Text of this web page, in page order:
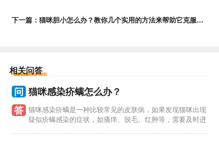
下一篇： 猫咪胆小怎么办？教你几个实用的方法来帮助它克服恐惧
相关问答
问 猫咪感染疥螨怎么办？
答 猫咪感染疥螨是一种比较常见的皮肤病，如果发现猫咪出现
疑似疥螨感染的症状，如瘙痒、脱毛、红肿等，需要及时进